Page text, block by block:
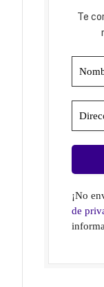
Te
¡No
de